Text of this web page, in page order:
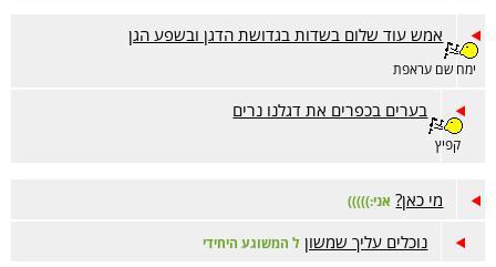
אמש עוד שלום בשדות בגדושת הדגן ובשפע הגן
ימח שם עראפת
בערים בכפרים את דגלנו נרים
קפיץ
מי כאן? אני:)))))
נוכלים עליך שמשון ל המשוגע היחידי